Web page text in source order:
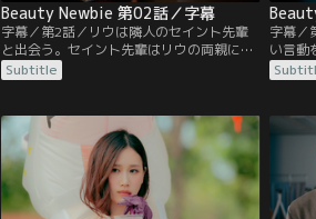
Beauty Newbie 第02話／字幕
字幕／第2話／リウは隣人のセイント先輩
と出会う。セイント先輩はリウの両親に気
に入られ、リウの面倒を頼まれていた。一
方フェーは、ミスコン代表を辞退するリウ
を買って出る。そんな中、リウはマック先
輩から突然告白される。それを見ていたフ
ェーは、リウが席をはずした隙にマック先
輩に近づき…。
Subtitle
字幕／
い言動
を出し
しまう
ックに
り、
伝え